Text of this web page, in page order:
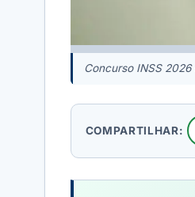
Concurso INSS 2026
COMPARTILHAR: